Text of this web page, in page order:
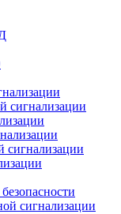
сигнализации
сигнализации
сигнализации